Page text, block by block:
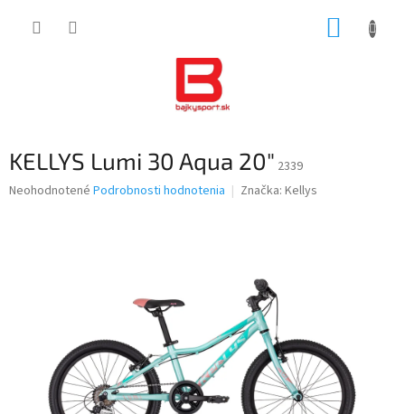
KELLYS Lumi 30 Aqua 20" 2339
Priemerné
Neohodnotené Podrobnosti hodnotenia Značka: Kellys